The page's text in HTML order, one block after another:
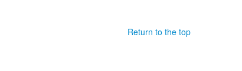
Return to the top